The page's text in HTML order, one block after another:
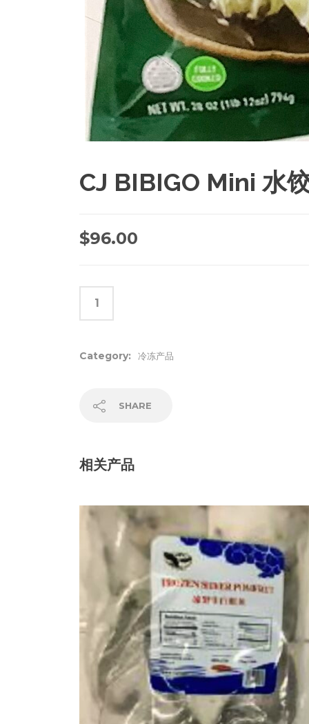
CJ BIBIGO Mini 水
$96.00
Category: 冷冻产品
SHARE
相关产品